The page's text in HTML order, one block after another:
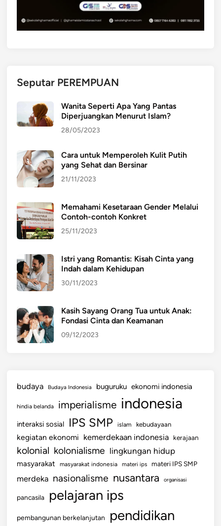
u
n
e
a
n
r
m
o
t
e
Seputar PEREMPUAN
Wanita Seperti Apa Yang Pantas
Diperjuangkan Menurut Islam?
28/05/2023
Cara untuk Memperoleh Kulit Putih
yang Sehat dan Bersinar
21/11/2023
Memahami Kesetaraan Gender Melalui
Contoh-contoh Konkret
25/11/2023
Istri yang Romantis: Kisah Cinta yang
Indah dalam Kehidupan
30/11/2023
Kasih Sayang Orang Tua untuk Anak:
Fondasi Cinta dan Keamanan
09/12/2023
budaya Budaya Indonesia buguruku ekonomi indonesia
hindia belanda imperialisme indonesia
interaksi sosial IPS SMP islam kebudayaan
kegiatan ekonomi kemerdekaan indonesia kerajaan
kolonial kolonialisme lingkungan hidup
masyarakat masyarakat indonesia materi ips materi IPS SMP
merdeka nasionalisme nusantara organisasi
pancasila pelajaran ips
pembangunan berkelanjutan pendidikan